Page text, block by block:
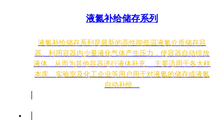
液氮补给储存系列
液氮补给储存系列是最新的高性能低温液氮介质储存容
器。利用容器内少量液化气体产生压力，使容器自动排放
液体。从而为其他容器进行液体补充。 主要适用于各大样
本库、实验室及化工企业等用户用于对液氮的储存或液氮
自动补给。